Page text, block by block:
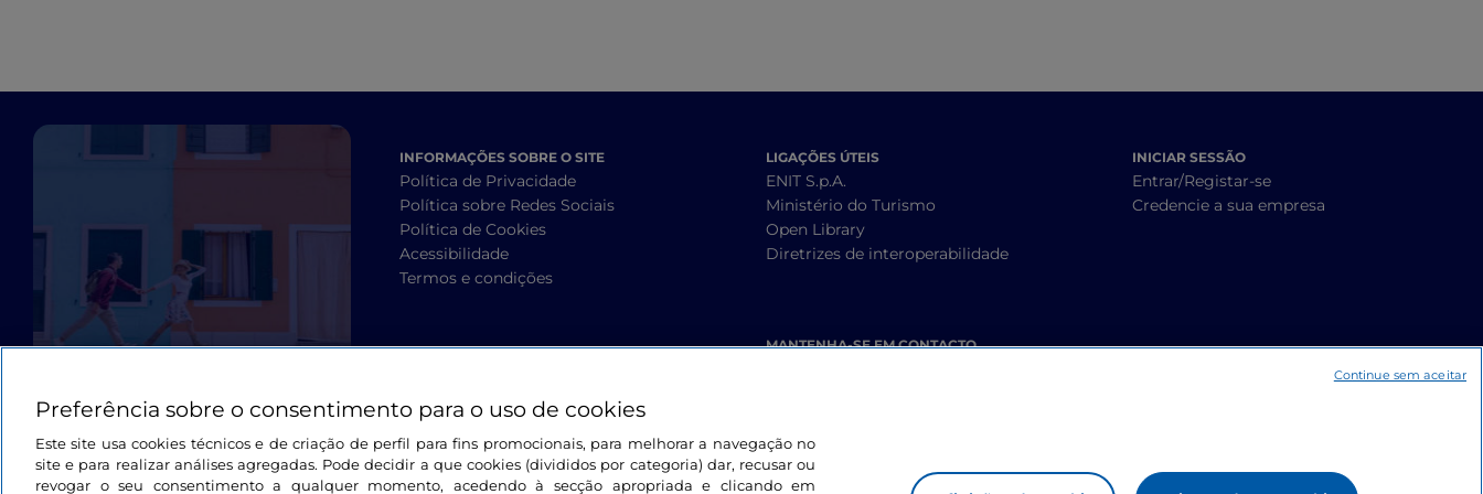
INFORMAÇÕES SOBRE O SITE
Política de Privacidade
Política sobre Redes Sociais
Política de Cookies
Acessibilidade
Termos e condições
LIGAÇÕES ÚTEIS
ENIT S.p.A.
Ministério do Turismo
Open Library
Diretrizes de interoperabilidade
MANTENHA-SE EM CONTACTO
INICIAR SESSÃO
Entrar/Registar-se
Credencie a sua empresa
Preferência sobre o consentimento para o uso de cookies
Este site usa cookies técnicos e de criação de perfil para fins promocionais, para melhorar a navegação no
site e para realizar análises agregadas. Pode decidir a que cookies (divididos por categoria) dar, recusar ou
revogar o seu consentimento a qualquer momento, acedendo à secção apropriada e clicando em
Continue sem aceitar